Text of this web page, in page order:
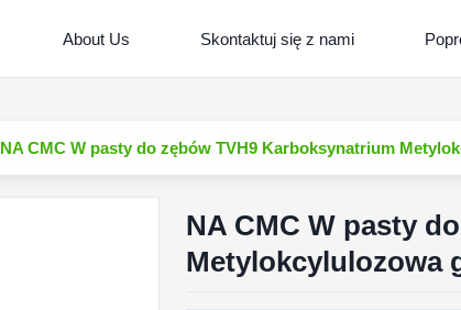
About Us Skontaktuj się z nami
NA CMC W pasty do zębów TVH9 Karboksynatrium
NA CMC W pasty
Metylokcylulozowa